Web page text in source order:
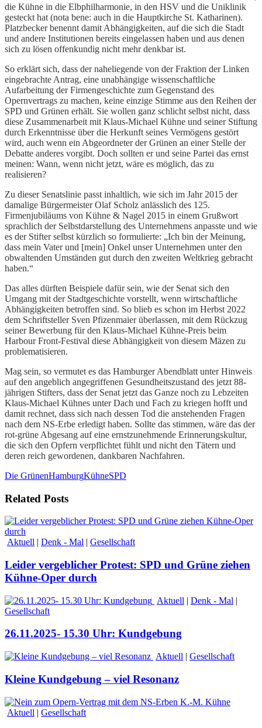
die Kühne in die Elbphilharmonie, in den HSV und die Uniklinik
gesteckt hat (nota bene: auch in die Hauptkirche St. Katharinen).
Platzbecker benennt damit Abhängigkeiten, auf die sich die Stadt
und andere Institutionen bereits eingelassen haben und aus denen
sich zu lösen offenkundig nicht mehr denkbar ist.
So erklärt sich, dass der naheliegende von der Fraktion der Linken
eingebrachte Antrag, eine unabhängige wissenschaftliche
Aufarbeitung der Firmengeschichte zum Gegenstand des
Opernvertrags zu machen, keine einzige Stimme aus den Reihen der
SPD und Grünen erhält. Sie wollen ganz schlicht selbst nicht, dass
diese Zusammenarbeit mit Klaus-Michael Kühne und seiner Stiftung
durch Erkenntnisse über die Herkunft seines Vermögens gestört
wird, auch wenn ein Abgeordneter der Grünen an einer Stelle der
Debatte anderes vorgibt. Doch sollten er und seine Partei das ernst
meinen: Wann, wenn nicht jetzt, wäre es möglich, das zu
realisieren?
Zu dieser Senatslinie passt inhaltlich, wie sich im Jahr 2015 der
damalige Bürgermeister Olaf Scholz anlässlich des 125.
Firmenjubiläums von Kühne & Nagel 2015 in einem Grußwort
sprachlich der Selbstdarstellung des Unternehmens anpasste und wie
es der Stifter selbst kürzlich so formulierte: „Ich bin der Meinung,
dass mein Vater und [mein] Onkel unser Unternehmen unter den
obwaltenden Umständen gut durch den zweiten Weltkrieg gebracht
haben.“
Das alles dürften Beispiele dafür sein, wie der Senat sich den
Umgang mit der Stadtgeschichte vorstellt, wenn wirtschaftliche
Abhängigkeiten betroffen sind. So blieb es schon im Herbst 2022
dem Schriftsteller Sven Pfizenmaier überlassen, mit dem Rückzug
seiner Bewerbung für den Klaus-Michael Kühne-Preis beim
Harbour Front-Festival diese Abhängigkeit von diesem Mäzen zu
problematisieren.
Mag sein, so vermutet es das Hamburger Abendblatt unter Hinweis
auf den angeblich angegriffenen Gesundheitszustand des jetzt 88-
jährigen Stifters, dass der Senat jetzt das Ganze noch zu Lebzeiten
Klaus-Michael Kühnes unter Dach und Fach zu kriegen hofft und
damit rechnet, dass sich nach dessen Tod die anstehenden Fragen
nach dem NS-Erbe erledigt haben. Sollte das stimmen, wäre das der
rot-grüne Abgesang auf eine ernstzunehmende Erinnerungskultur,
die sich den Opfern verpflichtet fühlt und nicht den Tätern und
deren reich gewordenen, dankbaren Nachfahren.
Die GrünenHamburgKühneSPD
Related Posts
Aktuell | Denk - Mal | Gesellschaft
Leider vergeblicher Protest: SPD und Grüne ziehen
Kühne-Oper durch
Aktuell | Denk - Mal |
Gesellschaft
26.11.2025- 15.30 Uhr: Kundgebung
Aktuell | Gesellschaft
Kleine Kundgebung – viel Resonanz
Aktuell | Gesellschaft